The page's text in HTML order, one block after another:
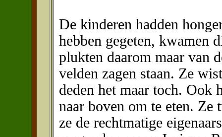
De kinderen hadden
hebben gegeten, kwamen
plukten daarom maar van
velden zagen staan. Ze
deden het maar toch. Ook
naar boven om te eten. Ze
ze de rechtmatige